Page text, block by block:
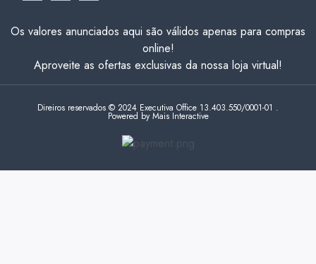
Os valores anunciados aqui são válidos apenas para compras
online!
Aproveite as ofertas exclusivas da nossa loja virtual!
Direiros reservados © 2024 Executiva Office 13.403.550/0001-01 .
Powered by Mais Interactive